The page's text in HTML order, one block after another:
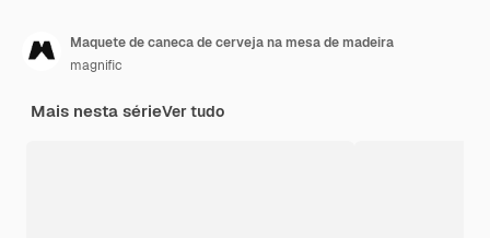
Maquete de caneca de cerveja na mesa de madeira
magnific
Mais nesta sérieVer tudo